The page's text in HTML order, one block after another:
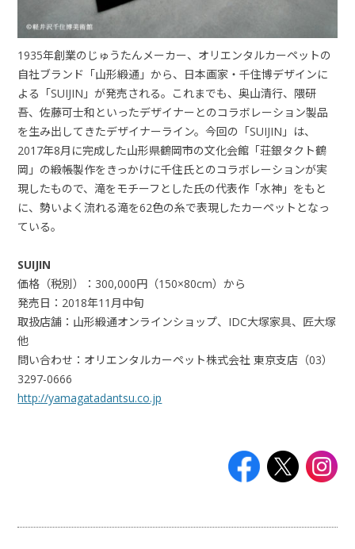
1935年創業のじゅうたんメーカー、オリエンタルカーペットの
自社ブランド「山形緞通」から、日本画家・千住博デザインに
よる「SUIJIN」が発売される。これまでも、奥山清行、隈研
吾、佐藤可士和といったデザイナーとのコラボレーション製品
を生み出してきたデザイナーライン。今回の「SUIJIN」は、
2017年8月に完成した山形県鶴岡市の文化会館「荘銀タクト鶴
岡」の緞帳製作をきっかけに千住氏とのコラボレーションが実
現したもので、滝をモチーフとした氏の代表作「水神」をもと
に、勢いよく流れる滝を62色の糸で表現したカーペットとなっ
ている。
SUIJIN
価格（税別）：300,000円（150×80cm）から
発売日：2018年11月中旬
取扱店舗：山形緞通オンラインショップ、IDC大塚家具、匠大塚
他
問い合わせ：オリエンタルカーペット株式会社 東京支店（03）
3297-0666
http://yamagatadantsu.co.jp